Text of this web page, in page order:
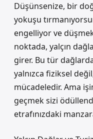
Düşünsenize, bir
yokuşu
engelliyor ve
noktada, yalçın
girer. Bu tür
yalnızca fiziksel
mücadeledir. Ama
geçmek sizi
etrafınızdaki